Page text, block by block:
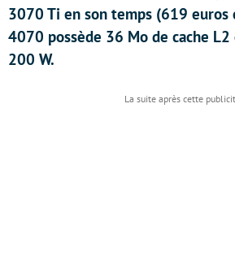
3070 Ti en son temps (619 euros
4070 possède 36 Mo de cache L2
200 W.